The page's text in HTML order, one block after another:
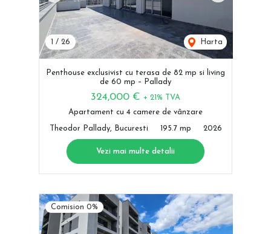
1 / 26 Harta
Penthouse exclusivist cu terasa de 82 mp si living
de 60 mp – Pallady
324,000 € + 21% TVA
Apartament cu 4 camere de vânzare
Theodor Pallady, Bucuresti 195.7 mp 2026
Vezi mai multe detalii
Comision 0%